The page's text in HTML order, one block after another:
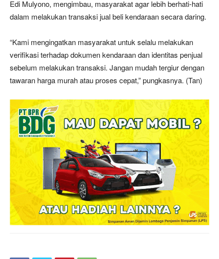
Edi Mulyono, mengimbau, masyarakat agar lebih berhati-hati
dalam melakukan transaksi jual beli kendaraan secara daring.
“Kami mengingatkan masyarakat untuk selalu melakukan
verifikasi terhadap dokumen kendaraan dan identitas penjual
sebelum melakukan transaksi. Jangan mudah tergiur dengan
tawaran harga murah atau proses cepat,” pungkasnya. (Tan)